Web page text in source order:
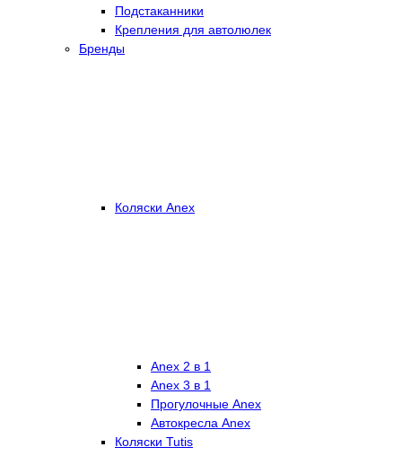
Подстаканники
Крепления для автолюлек
Бренды
Коляски Anex
Anex 2 в 1
Anex 3 в 1
Прогулочные Anex
Автокресла Anex
Коляски Tutis